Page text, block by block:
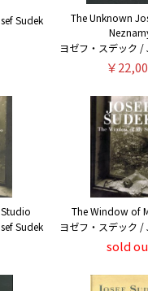
Sudek
The Unknown
ヨゼフ・スデック /
￥
Sudek
The Window of
ヨゼフ・スデック /
sold